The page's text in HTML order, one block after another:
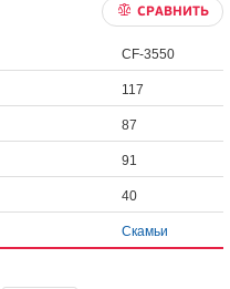
СРАВНИТЬ
CF-3550
117
87
91
40
Скамьи